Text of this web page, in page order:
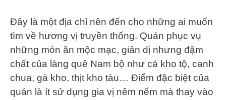
Đây là một địa chỉ nên đến cho những ai muốn
tìm về hương vị truyền thống. Quán phục vụ
những món ăn mộc mạc, giản dị nhưng đậm
chất của làng quê Nam bộ như cá kho tộ, canh
chua, gà kho, thịt kho tàu… Điểm đặc biệt của
quán là ít sử dụng gia vị nêm nếm mà thay vào